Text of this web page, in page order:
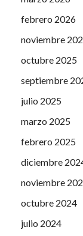
febrero 2026
noviembre
octubre 2025
septiembre
julio 2025
marzo 2025
febrero 2025
diciembre
noviembre
octubre 2024
julio 2024